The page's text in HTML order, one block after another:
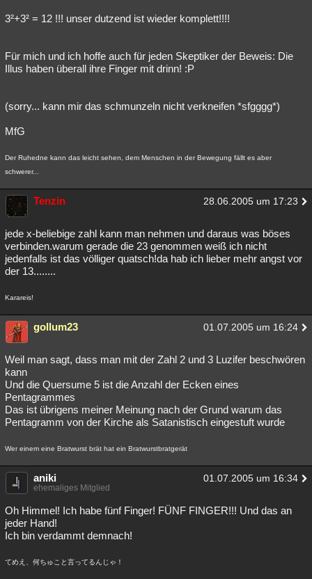
3²+3² = 12 !!! unser dutzend ist wieder komplett!!!!
Für mich und ich hoffe auch für jeden Skeptiker der Beweis: Die
Illus haben überall ihre Finger mit drinn! :P
(sorry... kann mir das schmunzeln nicht verkneifen *sfgggg*)
MfG
Der Ruhedne kann das leicht sehen, dem Menschen in der Bewegung fällt es aber
schwerer...
Tenzin 28.06.2005 um 17:23
jede x-beliebige zahl kann man nehmen und daraus was böses
verbinden.warum gerade die 23 genommen weiß ich nicht
jedenfalls ist das völliger quatsch!da hab ich lieber mehr angst vor
der 13........
Karareis!
gollum23 01.07.2005 um 16:24
Weil man sagt, dass man mit der Zahl 2 und 3 Luzifer beschwören
kann
Und die Quersume 5 ist die Anzahl der Ecken eines
Pentagrammes
Das ist übrigens meiner Meinung nach der Grund warum das
Pentagramm von der Kirche als Satanistisch eingestuft wurde
Wer einem eine Bratwurst brät hat ein Bratwurstbratgerät
aniki 01.07.2005 um 16:34
ehemaliges Mitglied
Oh Himmel! Ich habe fünf Finger! FÜNF FINGER!!! Und das an
jeder Hand!
Ich bin verdammt demnach!
てめえ、何ちゅこと言ってるんじゃ！